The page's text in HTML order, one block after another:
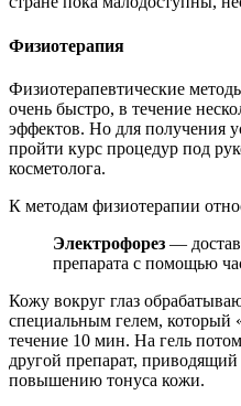
Физиотерапия
Физиотерапевтические
очень быстро, в течение
эффектов. Но для получения
пройти курс процедур под
косметолога.
К методам физиотерапии
Электрофорез —
препарата с помощью
Кожу вокруг глаз
специальным гелем, который
течение 10 мин. На гель
другой препарат,
повышению тонуса кожи.